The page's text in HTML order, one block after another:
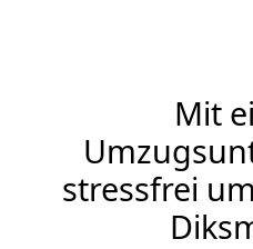
Mit
stressfrei